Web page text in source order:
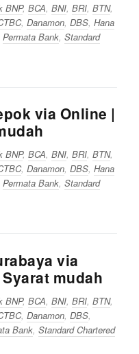
BNP, BCA, BNI, BRI, BTN,
, Danamon, DBS, Hana
Permata Bank, Standard
via Online |
BNP, BCA, BNI, BRI, BTN,
, Danamon, DBS, Hana
Permata Bank, Standard
via
mudah
BNP, BCA, BNI, BRI, BTN,
, Danamon, DBS,
Bank, Standard Chartered